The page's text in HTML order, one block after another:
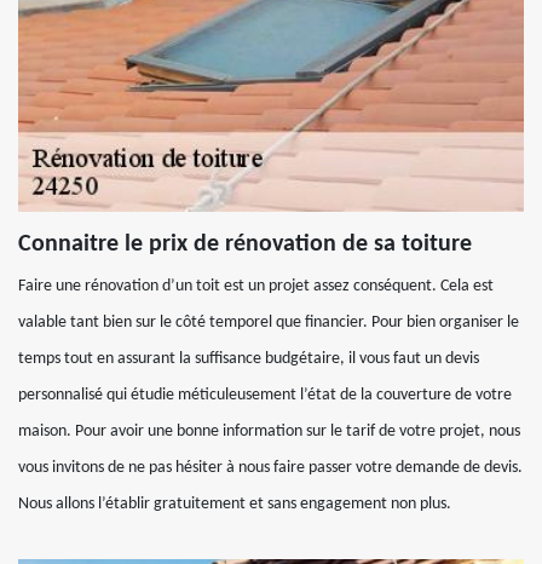
Connaitre le prix de rénovation de sa toiture
Faire une rénovation d’un toit est un projet assez conséquent. Cela est
valable tant bien sur le côté temporel que financier. Pour bien organiser le
temps tout en assurant la suffisance budgétaire, il vous faut un devis
personnalisé qui étudie méticuleusement l’état de la couverture de votre
maison. Pour avoir une bonne information sur le tarif de votre projet, nous
vous invitons de ne pas hésiter à nous faire passer votre demande de devis.
Nous allons l’établir gratuitement et sans engagement non plus.